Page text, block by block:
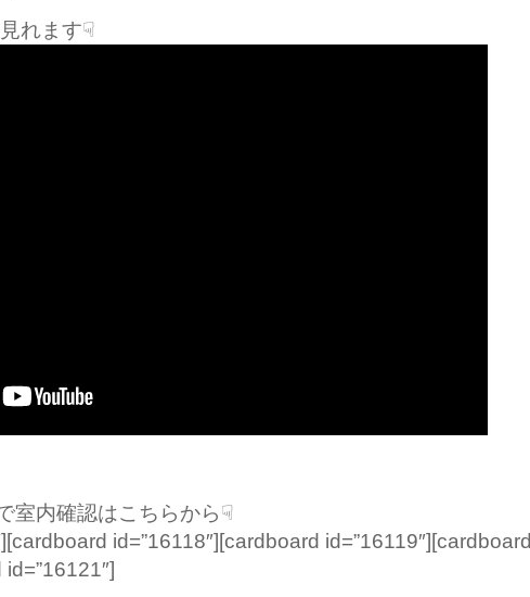
れます☟
室内確認はこちらから☟
id=”16118″][cardboard id=”16119″][cardboard